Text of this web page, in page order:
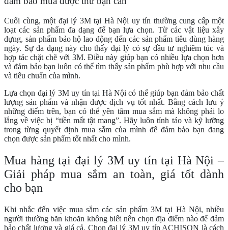
Cuối cùng, một đại lý 3M tại Hà Nội uy tín thường cung cấp một
loạt các sản phẩm đa dạng để bạn lựa chọn. Từ các vật liệu xây
dựng, sản phẩm bảo hộ lao động đến các sản phẩm tiêu dùng hàng
ngày. Sự đa dạng này cho thấy đại lý có sự đầu tư nghiêm túc và
hợp tác chặt chẽ với 3M. Điều này giúp bạn có nhiều lựa chọn hơn
và đảm bảo bạn luôn có thể tìm thấy sản phẩm phù hợp với nhu cầu
và tiêu chuẩn của mình.
Lựa chọn đại lý 3M uy tín tại Hà Nội có thể giúp bạn đảm bảo chất
lượng sản phẩm và nhận được dịch vụ tốt nhất. Bằng cách lưu ý
những điểm trên, bạn có thể yên tâm mua sắm mà không phải lo
lắng về việc bị “tiền mất tật mang”. Hãy luôn tỉnh táo và kỹ lưỡng
trong từng quyết định mua sắm của mình để đảm bảo bạn đang
chọn được sản phẩm tốt nhất cho mình.
Mua hàng tại đại lý 3M uy tín tại Hà Nội –
Giải pháp mua sắm an toàn, giá tốt dành
cho bạn
Khi nhắc đến việc mua sắm các sản phẩm 3M tại Hà Nội, nhiều
người thường băn khoăn không biết nên chọn địa điểm nào để đảm
bảo chất lượng và giá cả. Chọn đại lý 3M uy tín ACHISON là cách